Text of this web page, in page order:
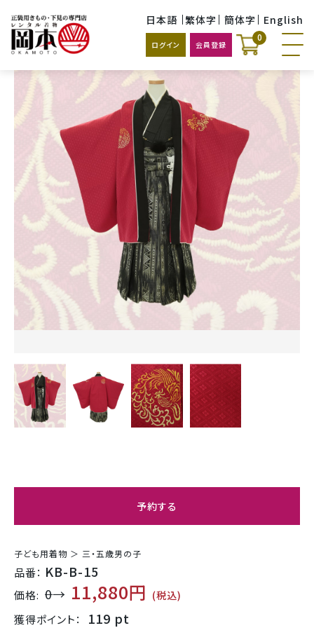
日本語 繁体字 簡体字 English
ログイン 会員登録
0
予約する
子ども用着物 ＞ 三・五歳男の子
品番： KB-B-15
価格: 0→ 11,880円 (税込)
獲得ポイント： 119 pt